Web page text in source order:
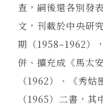
查，嗣後還各別發
文，刊載於中央研
期（1958–1962）
併、擴充成《馬太
（1962）、《秀姑
（1965）二書，